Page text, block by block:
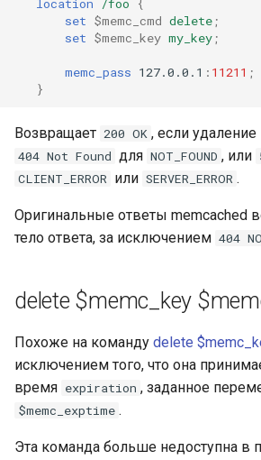
set $memc_cmd delete ;
set $memc_key my_key ;
memc_pass 127.0.0.1 : 11211 ;
}
Возвращает 200 OK , если
404 Not Found для NOT_FOUND , или
CLIENT_ERROR или SERVER_ERROR .
Оригинальные ответы memcached
тело ответа, за исключением 404
delete $memc_key
Похоже на команду delete
исключением того, что она
время expiration , заданное
$memc_exptime .
Эта команда больше недоступна в